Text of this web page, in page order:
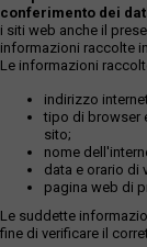
conferimento dei
i siti web anche il
informazioni raccolte
Le informazioni
indirizzo
tipo di browser
sito;
nome
data e orario di
pagina web di
Le suddette
fine di verificare il